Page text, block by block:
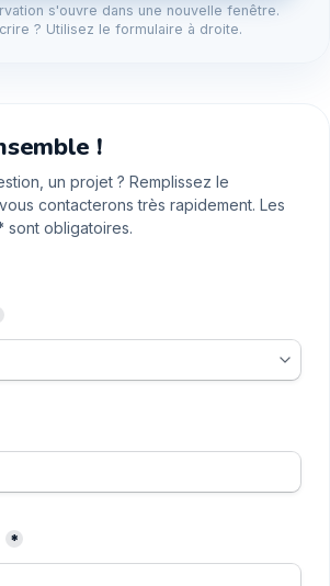
s'ouvre dans une nouvelle fenêtre.
? Utilisez le formulaire à droite.
!
un projet ? Remplissez le
contacterons très rapidement. Les
sont obligatoires.